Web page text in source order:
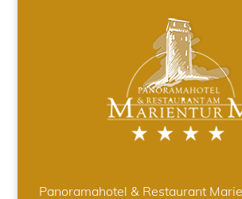
Panoramahotel & Restaurant